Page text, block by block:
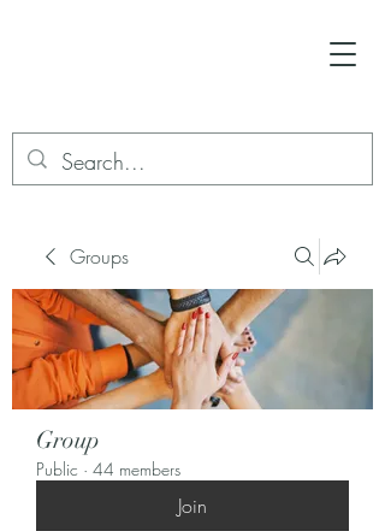
Groups
Group
Public · 44 members
Join